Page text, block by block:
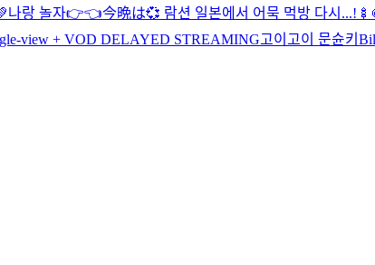
나랑 놀자👉👈今晩は💞 람션 일본에서 어묵 먹방 다시
view + VOD DELAYED STREAMING고이고이 문슌키